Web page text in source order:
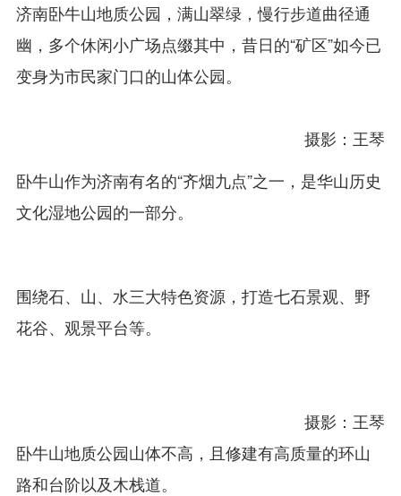
济南卧牛山地质公园，满山翠绿，慢行步道曲径通
幽，多个休闲小广场点缀其中，昔日的“矿区”如今已
变身为市民家门口的山体公园。
摄影：王琴
卧牛山作为济南有名的“齐烟九点”之一，是华山历史
文化湿地公园的一部分。
围绕石、山、水三大特色资源，打造七石景观、野
花谷、观景平台等。
摄影：王琴
卧牛山地质公园山体不高，且修建有高质量的环山
路和台阶以及木栈道。